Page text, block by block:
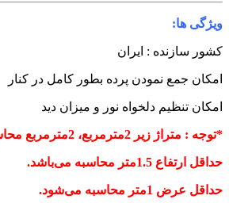
ها:
سازنده : ایران
جمع نمودن پرده بطور کامل در کنار
تنظیم دلخواه نور و میزان دید
: متراژ زیر 2مترمربع، 2مترمربع محاسبه می‌شود.
ارتفاع 1.5متر محاسبه می‌باشد.
عرض 1متر محاسبه می‌شود.